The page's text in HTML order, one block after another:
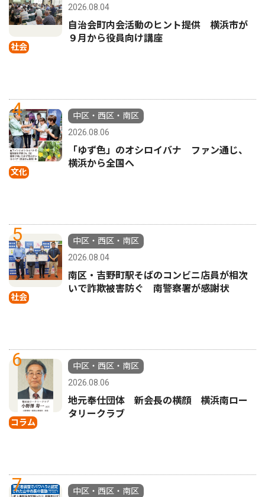
社会
2026.08.04
自治会町内会活動のヒント提供 横浜市が
９月から役員向け講座
4
文化
中区・西区・南区
2026.08.06
「ゆず色」のオシロイバナ ファン通じ、
横浜から全国へ
5
社会
中区・西区・南区
2026.08.04
南区・吉野町駅そばのコンビニ店員が相次
いで詐欺被害防ぐ 南警察署が感謝状
6
コラム
中区・西区・南区
2026.08.06
地元奉仕団体 新会長の横顔 横浜南ロー
タリークラブ
7
中区・西区・南区